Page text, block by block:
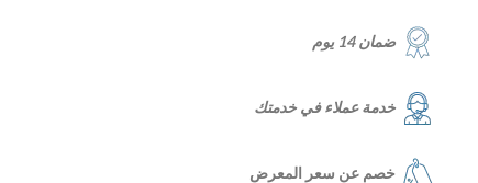
ضمان 14 يوم
خدمة عملاء في خدمتك
خصم عن سعر المعرض